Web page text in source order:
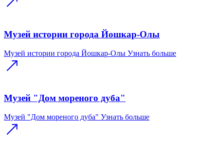
Музей истории города Йошкар-Олы
Музей истории города Йошкар-Олы Узнать больше
Музей "Дом мореного дуба"
Музей "Дом мореного дуба" Узнать больше